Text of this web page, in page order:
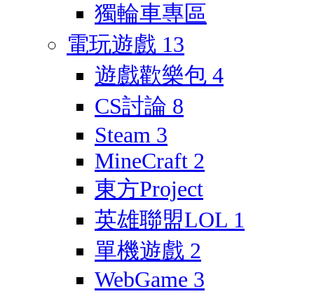
獨輪車專區
電玩遊戲 13
遊戲歡樂包 4
CS討論 8
Steam 3
MineCraft 2
東方Project
英雄聯盟LOL 1
單機遊戲 2
WebGame 3